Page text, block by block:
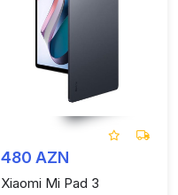
480 AZN
Xiaomi Mi Pad 3